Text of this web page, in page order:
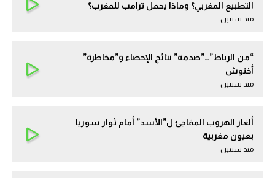
التطبيع المغربي؟ وماذا يحمل ترامب للمغرب؟
مند سنتين
“من الرباط”…”صدمة” نتائج الإحصاء و”مخاطرة”
أخنوش
مند سنتين
ألغاز الهروب المفاجئ ل”الأسد” أمام ثوار سوريا
بعيون مغربية
مند سنتين